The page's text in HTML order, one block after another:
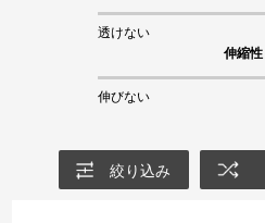
透けない
伸縮性
伸びない
絞り込み